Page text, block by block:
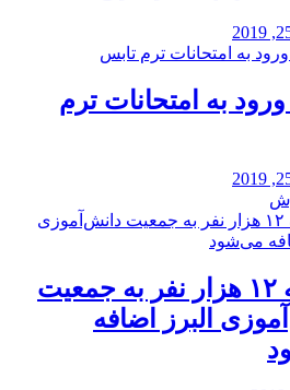
به امتحانات ترم
️سالانه ۱۲ هزار نفر به جمعیت
البرز اضافه